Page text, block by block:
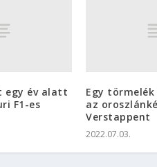
egy év alatt
F1-es
Egy
az
Verstappent
2022.07.03.